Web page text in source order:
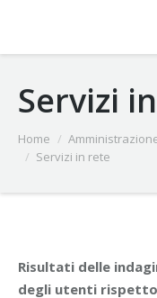
Servizi
You are here:
Home
Servizi in rete
Risultati delle
degli utenti